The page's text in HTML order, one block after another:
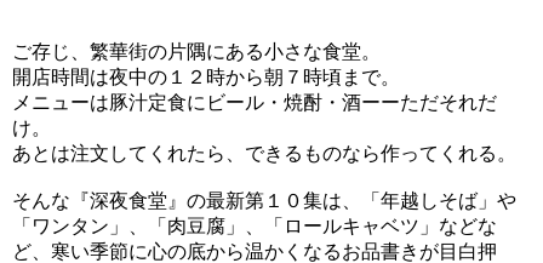
ご存じ、繁華街の片隅にある小さな食堂。
開店時間は夜中の１２時から朝７時頃まで。
メニューは豚汁定食にビール・焼酎・酒ーーただそれだ
け。
あとは注文してくれたら、できるものなら作ってくれる。
そんな『深夜食堂』の最新第１０集は、「年越しそば」や
「ワンタン」、「肉豆腐」、「ロールキャベツ」などな
ど、寒い季節に心の底から温かくなるお品書きが目白押